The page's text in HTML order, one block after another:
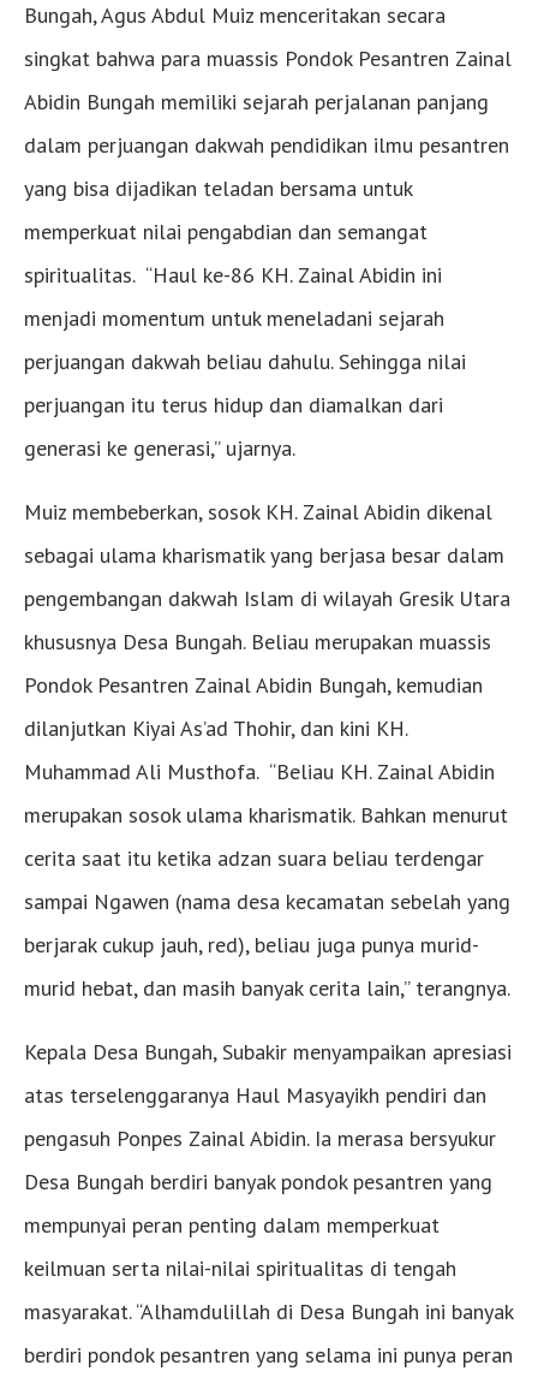
Bungah, Agus Abdul Muiz menceritakan secara
singkat bahwa para muassis Pondok Pesantren Zainal
Abidin Bungah memiliki sejarah perjalanan panjang
dalam perjuangan dakwah pendidikan ilmu pesantren
yang bisa dijadikan teladan bersama untuk
memperkuat nilai pengabdian dan semangat
spiritualitas. “Haul ke-86 KH. Zainal Abidin ini
menjadi momentum untuk meneladani sejarah
perjuangan dakwah beliau dahulu. Sehingga nilai
perjuangan itu terus hidup dan diamalkan dari
generasi ke generasi,” ujarnya.
Muiz membeberkan, sosok KH. Zainal Abidin dikenal
sebagai ulama kharismatik yang berjasa besar dalam
pengembangan dakwah Islam di wilayah Gresik Utara
khususnya Desa Bungah. Beliau merupakan muassis
Pondok Pesantren Zainal Abidin Bungah, kemudian
dilanjutkan Kiyai As’ad Thohir, dan kini KH.
Muhammad Ali Musthofa. “Beliau KH. Zainal Abidin
merupakan sosok ulama kharismatik. Bahkan menurut
cerita saat itu ketika adzan suara beliau terdengar
sampai Ngawen (nama desa kecamatan sebelah yang
berjarak cukup jauh, red), beliau juga punya murid-
murid hebat, dan masih banyak cerita lain,” terangnya.
Kepala Desa Bungah, Subakir menyampaikan apresiasi
atas terselenggaranya Haul Masyayikh pendiri dan
pengasuh Ponpes Zainal Abidin. Ia merasa bersyukur
Desa Bungah berdiri banyak pondok pesantren yang
mempunyai peran penting dalam memperkuat
keilmuan serta nilai-nilai spiritualitas di tengah
masyarakat. “Alhamdulillah di Desa Bungah ini banyak
berdiri pondok pesantren yang selama ini punya peran